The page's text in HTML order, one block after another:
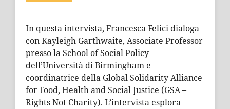
In questa intervista, Francesca Felici dialoga
con Kayleigh Garthwaite, Associate Professor
presso la School of Social Policy
dell’Università di Birmingham e
coordinatrice della Global Solidarity Alliance
for Food, Health and Social Justice (GSA –
Rights Not Charity). L’intervista esplora